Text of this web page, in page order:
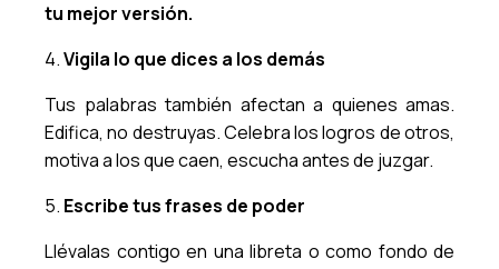
tu mejor versión.
4.Vigila lo que dices a los demás
Tus palabras también afectan a quienes amas.
Edifica, no destruyas. Celebra los logros de otros,
motiva a los que caen, escucha antes de juzgar.
5. Escribe tus frases de poder
Llévalas contigo en una libreta o como fondo de